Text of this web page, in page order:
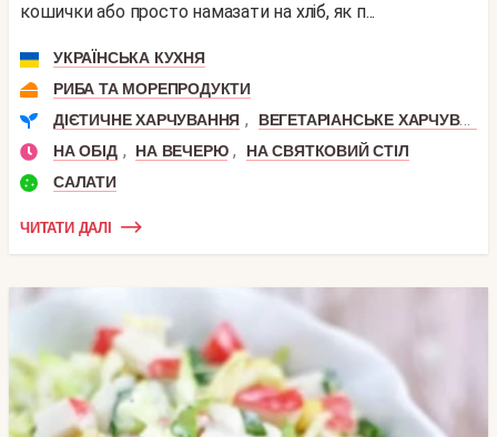
кошички або просто намазати на хліб, як п...
УКРАЇНСЬКА КУХНЯ
РИБА ТА МОРЕПРОДУКТИ
ДІЄТИЧНЕ ХАРЧУВАННЯ ,
ВЕГЕТАРІАНСЬКЕ ХАРЧУВАННЯ
НА ОБІД , НА ВЕЧЕРЮ ,
НА СВЯТКОВИЙ СТІЛ
САЛАТИ
ЧИТАТИ ДАЛІ